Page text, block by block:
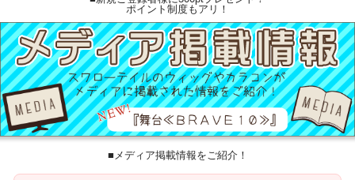
ポイント制度もアリ！
■メディア掲載情報をご紹介！